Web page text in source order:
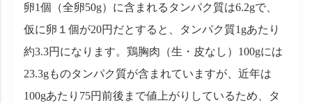
卵1個（全卵50g）に含まれるタンパク質は6.2gで、
仮に卵１個が20円だとすると、タンパク質1gあたり
約3.3円になります。鶏胸肉（生・皮なし）100gには
23.3gものタンパク質が含まれていますが、近年は
100gあたり75円前後まで値上がりしているため、タ